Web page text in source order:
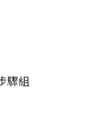
驟組